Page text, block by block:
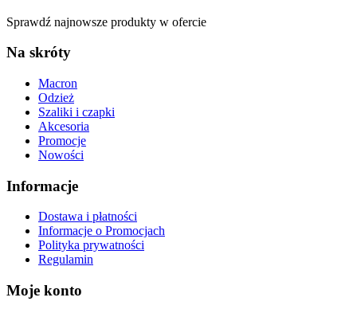
Sprawdź najnowsze produkty w ofercie
Na skróty
Macron
Odzież
Szaliki i czapki
Akcesoria
Promocje
Nowości
Informacje
Dostawa i płatności
Informacje o Promocjach
Polityka prywatności
Regulamin
Moje konto